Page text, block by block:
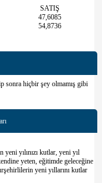
SATIŞ
47,6085
54,8736
sonra hiçbir şey olmamış gibi
yılınızı kutlar, yeni yıl
yeten, eğitimde geleceğine
yeni yıllarını kutlar